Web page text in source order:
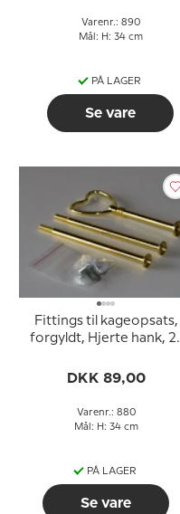
Varenr.: 890
Mål: H: 34 cm
PÅ LAGER
Se vare
Fittings til kageopsats,
forgyldt, Hjerte hank,
DKK 89,00
Varenr.: 880
Mål: H: 34 cm
PÅ LAGER
Se vare